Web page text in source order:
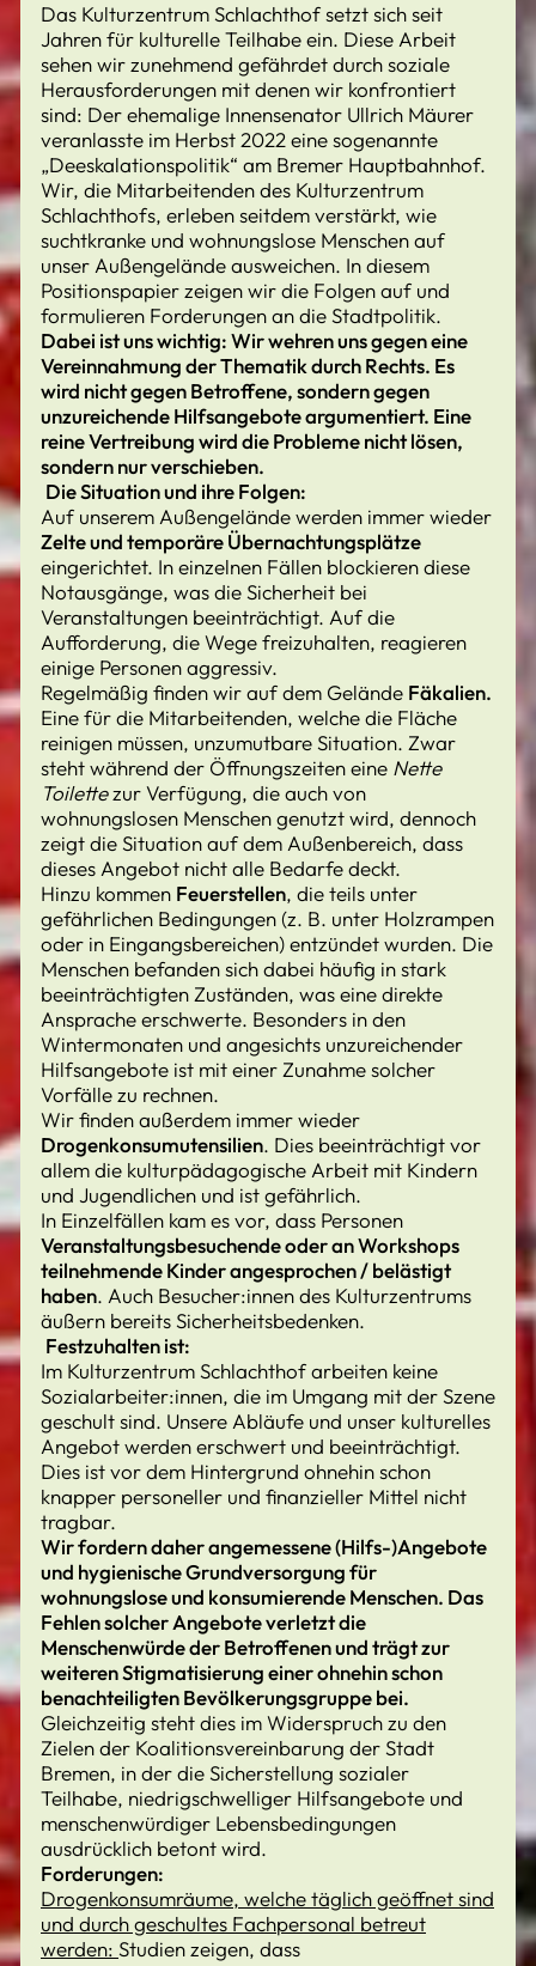
Das Kulturzentrum Schlachthof setzt sich seit
Jahren für kulturelle Teilhabe ein. Diese Arbeit
sehen wir zunehmend gefährdet durch soziale
Herausforderungen mit denen wir konfrontiert
sind: Der ehemalige Innensenator Ullrich Mäurer
veranlasste im Herbst 2022 eine sogenannte
„Deeskalationspolitik“ am Bremer Hauptbahnhof.
Wir, die Mitarbeitenden des Kulturzentrum
Schlachthofs, erleben seitdem verstärkt, wie
suchtkranke und wohnungslose Menschen auf
unser Außengelände ausweichen. In diesem
Positionspapier zeigen wir die Folgen auf und
formulieren Forderungen an die Stadtpolitik.
Dabei ist uns wichtig: Wir wehren uns gegen eine
Vereinnahmung der Thematik durch Rechts. Es
wird nicht gegen Betroffene, sondern gegen
unzureichende Hilfsangebote argumentiert. Eine
reine Vertreibung wird die Probleme nicht lösen,
sondern nur verschieben.
Die Situation und ihre Folgen:
Auf unserem Außengelände werden immer wieder
Zelte und temporäre Übernachtungsplätze
eingerichtet. In einzelnen Fällen blockieren diese
Notausgänge, was die Sicherheit bei
Veranstaltungen beeinträchtigt. Auf die
Aufforderung, die Wege freizuhalten, reagieren
einige Personen aggressiv.
Regelmäßig finden wir auf dem Gelände Fäkalien.
Eine für die Mitarbeitenden, welche die Fläche
reinigen müssen, unzumutbare Situation. Zwar
steht während der Öffnungszeiten eine Nette
Toilettezur Verfügung, die auch von
wohnungslosen Menschen genutzt wird, dennoch
zeigt die Situation auf dem Außenbereich, dass
dieses Angebot nicht alle Bedarfe deckt.
Hinzu kommen Feuerstellen, die teils unter
gefährlichen Bedingungen (z. B. unter Holzrampen
oder in Eingangsbereichen) entzündet wurden. Die
Menschen befanden sich dabei häufig in stark
beeinträchtigten Zuständen, was eine direkte
Ansprache erschwerte. Besonders in den
Wintermonaten und angesichts unzureichender
Hilfsangebote ist mit einer Zunahme solcher
Vorfälle zu rechnen.
Wir finden außerdem immer wieder
Drogenkonsumutensilien. Dies beeinträchtigt vor
allem die kulturpädagogische Arbeit mit Kindern
und Jugendlichen und ist gefährlich.
In Einzelfällen kam es vor, dass Personen
Veranstaltungsbesuchende oder an Workshops
teilnehmende Kinder angesprochen / belästigt
haben. Auch Besucher:innen des Kulturzentrums
äußern bereits Sicherheitsbedenken.
Festzuhalten ist:
Im Kulturzentrum Schlachthof arbeiten keine
Sozialarbeiter:innen, die im Umgang mit der Szene
geschult sind. Unsere Abläufe und unser kulturelles
Angebot werden erschwert und beeinträchtigt.
Dies ist vor dem Hintergrund ohnehin schon
knapper personeller und finanzieller Mittel nicht
tragbar.
Wir fordern daher angemessene (Hilfs-)Angebote
und hygienische Grundversorgung für
wohnungslose und konsumierende Menschen. Das
Fehlen solcher Angebote verletzt die
Menschenwürde der Betroffenen und trägt zur
weiteren Stigmatisierung einer ohnehin schon
benachteiligten Bevölkerungsgruppe bei.
Gleichzeitig steht dies im Widerspruch zu den
Zielen der Koalitionsvereinbarung der Stadt
Bremen, in der die Sicherstellung sozialer
Teilhabe, niedrigschwelliger Hilfsangebote und
menschenwürdiger Lebensbedingungen
ausdrücklich betont wird.
Forderungen:
Drogenkonsumräume, welche täglich geöffnet sind
und durch geschultes Fachpersonal betreut
werden: Studien zeigen, dass